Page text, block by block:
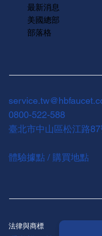
0800-522-588
臺北市中山區松江路
體驗據點 / 購買地點
最新消息
美國總部
部落格
法律與商標